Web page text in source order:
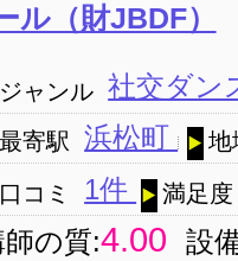
（財JBDF）
ジャンル 社交ダン
最寄駅 浜松町 地
口コミ 1件 満足度
の質:4.00
設